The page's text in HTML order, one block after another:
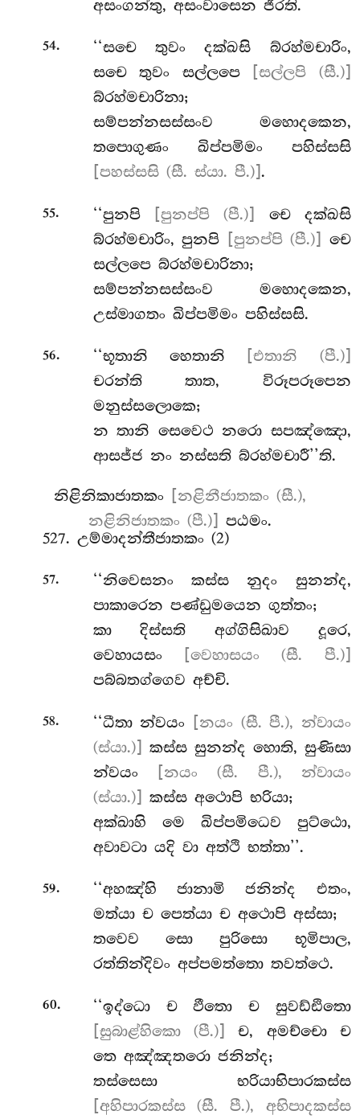
අසංගන්තු, අසංවාසෙන ජීරති.
54. ‘‘සචෙතුවං දක්ඛසි බ්රහ්මචාරිං,
සචෙ තුවං සල්ලපෙ
[සල්ලපි (සී.)]
බ්රහ්මචාරිනා;
සම්පන්නසස්සංව මහොදකෙන,
තපොගුණං ඛිප්පමිමං පහිස්සසි
[පහස්සසි (සී. ස්යා. පී.)] .
55. ‘‘පුනපි [පුනප්පි (පී.)]
චෙ දක්ඛසි
බ්රහ්මචාරිං, පුනපි [පුනප්පි (පී.)] චෙ
සල්ලපෙ බ්රහ්මචාරිනා;
සම්පන්නසස්සංව මහොදකෙන,
උස්මාගතං ඛිප්පමිමං පහිස්සසි.
56. ‘‘භූතානිහෙතානි
[එතානි (පී.)]
චරන්ති තාත, විරූපරූපෙන
මනුස්සලොකෙ;
න තානි සෙවෙථ නරො සපඤ්ඤො,
ආසජ්ජ නං නස්සති බ්රහ්මචාරී’’ති.
නිළිනිකාජාතකං
[නළිනීජාතකං (සී.),
නළිනිජාතකං (පී.)]
පඨමං.
527. උම්මාදන්තීජාතකං (2)
57.
‘‘නිවෙසනං කස්ස නුදං සුනන්ද,
පාකාරෙන පණ්ඩුමයෙන ගුත්තං;
කා දිස්සති අග්ගිසිඛාව දූරෙ,
වෙහායසං
[වෙහාසයං (සී. පී.)]
පබ්බතග්ගෙව අච්චි.
58. ‘‘ධීතාන්වයං
[නයං (සී. පී.), න්වායං
(ස්යා.)]
කස්ස සුනන්ද හොති, සුණිසා
න්වයං
[නයං (සී. පී.), න්වායං
(ස්යා.)]
කස්ස අථොපි භරියා;
අක්ඛාහි මෙ ඛිප්පමිධෙව පුට්ඨො,
අවාවටා යදි වා අත්ථි භත්තා’’.
59.
‘‘අහඤ්හි ජානාමි ජනින්ද එතං,
මත්යා ච පෙත්යා ච අථොපි අස්සා;
තවෙව සො පුරිසො භූමිපාල,
රත්තින්දිවං අප්පමත්තො තවත්ථෙ.
60.
‘‘ඉද්ධො ච ඵීතො ච සුවඩ්ඪිතො
[සුබාළ්හිකො (පී.)]
ච, අමච්චො ච
තෙ අඤ්ඤතරො ජනින්ද;
තස්සෙසා භරියාභිපාරකස්ස
[අහිපාරකස්ස (සී. පී.), අභිපාදකස්ස